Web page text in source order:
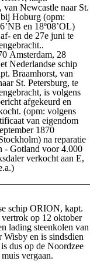
van Newcastle naar St.
Hoburg (opm:
en 18º08’OL)
en de 27e juni te
28
Nederlandse schip
Braamhorst, van
St. Petersburg, te
is volgens
afgekeurd en
(opm: volgens
van eigendom
1870
na reparatie
verkocht aan E,
ORION, kapt.
op 12 oktober
lading steenkolen van
Wisby en is sindsdien
dus op de Noordzee
vergaan.